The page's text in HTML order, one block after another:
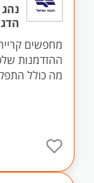
מחפשים
ההזדמנות
מה כולל